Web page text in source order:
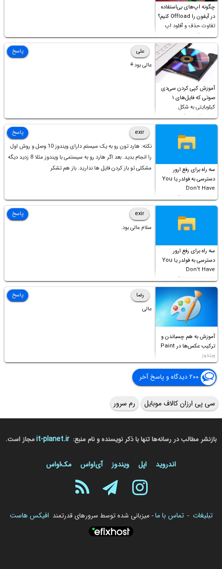
چگونه اپ‌های بی‌استفاده
در آیفون را Offload کنیم؟
تفاوت حذف و آفلود اپ
چیست؟
آموزش کپی کردن سی‌دی
صوتی که فایل‌های ۱
کیلوبایتی به شکل
شورت‌کات در آن موجود
است!
علی
عالی بود⚘
پاسخ
سه راه برای رفع ارور
دسترسی به فولدر یا You
Don’t Have
Permission to
Access this folder
exir
نکته: هارد تون رو به یک سیستم دارای ویندوز 10 وصل و روش اول
را انجام بدید. بعد اگر هارد رو به سیستمی با ویندوز مثلا 8 زدید دیگه
مشکلی تو باز کردن فایل ها ندارید. باز هم تشکر
پاسخ
سه راه برای رفع ارور
دسترسی به فولدر یا You
Don’t Have
Permission to
Access this folder
exir
سلام عالی بود.
پاسخ
آموزش به هم چسباندن و
ترکیب عکس‌ها در Paint
ویندوز
رضا
عالی
پاسخ
۲۰۰ دیدگاه و پاسخ آخر
سی پی ارزان کالاف موبایل رم سرور
بازنشر مطالب در رسانه‌ها تنها با ذکر نویسنده و نام منبع: it-planet.irمجاز است.
اندروید اپل ویندوز آی‌او‌اس مک‌او‌اس
تبلیغات - تماس با ما- میزبانی شده توسط سرورهای قدرتمند افیکس هاست